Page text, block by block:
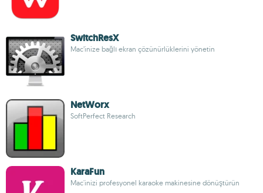
SwitchResX
Mac’inize bağlı ekran çözünürlüklerini yönetin
NetWorx
SoftPerfect Research
KaraFun
Mac'inizi profesyonel karaoke makinesine dönüştürün